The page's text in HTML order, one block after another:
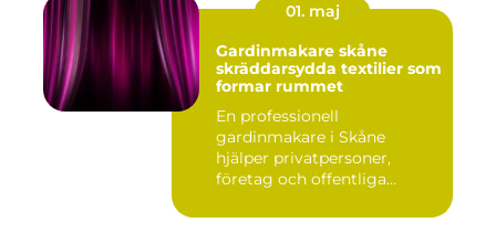
01. maj
Gardinmakare skåne
skräddarsydda textilier som
formar rummet
En professionell
gardinmakare i Skåne
hjälper privatpersoner,
företag och offentliga